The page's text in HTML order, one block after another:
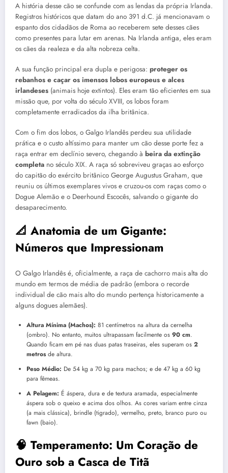
A história desse cão se confunde com as lendas da própria Irlanda.
Registros históricos que datam do ano 391 d.C. já mencionavam o
espanto dos cidadãos de Roma ao receberem sete desses cães
como presentes para lutar em arenas. Na Irlanda antiga, eles eram
os cães da realeza e da alta nobreza celta.
A sua função principal era dupla e perigosa: proteger os
rebanhos e caçar os imensos lobos europeus e alces
irlandeses (animais hoje extintos). Eles eram tão eficientes em sua
missão que, por volta do século XVIII, os lobos foram
completamente erradicados da ilha britânica.
Com o fim dos lobos, o Galgo Irlandês perdeu sua utilidade
prática e o custo altíssimo para manter um cão desse porte fez a
raça entrar em declínio severo, chegando à beira da extinção
completa no século XIX. A raça só sobreviveu graças ao esforço
do capitão do exército britânico George Augustus Graham, que
reuniu os últimos exemplares vivos e cruzou-os com raças como o
Dogue Alemão e o Deerhound Escocês, salvando o gigante do
desaparecimento.
📐 Anatomia de um Gigante:
Números que Impressionam
O Galgo Irlandês é, oficialmente, a raça de cachorro mais alta do
mundo em termos de média de padrão (embora o recorde
individual de cão mais alto do mundo pertença historicamente a
alguns dogues alemães).
Altura Mínima (Machos): 81 centímetros na altura da cernelha
(ombro). No entanto, muitos ultrapassam facilmente os 90 cm.
Quando ficam em pé nas duas patas traseiras, eles superam os 2
metrosde altura.
Peso Médio: De 54 kg a 70 kg para machos; e de 47 kg a 60 kg
para fêmeas.
A Pelagem: É áspera, dura e de textura aramada, especialmente
áspera sob o queixo e acima dos olhos. As cores variam entre cinza
(a mais clássica), brindle (tigrado), vermelho, preto, branco puro ou
fawn (baio).
🧠 Temperamento: Um Coração de
Ouro sob a Casca de Titã